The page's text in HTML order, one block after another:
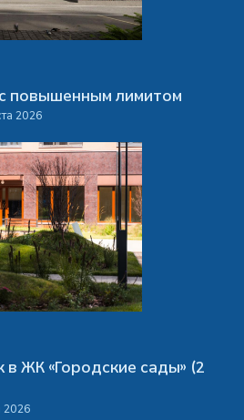
повышенным лимитом
2026
ЖК «Городские сады» (2
2026